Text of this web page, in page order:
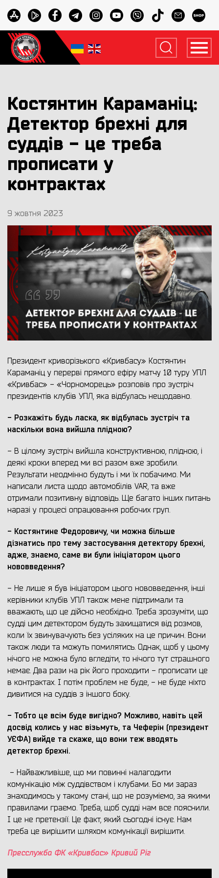
Костянтин Караманіц:
Детектор брехні для
суддів - це треба
прописати у
контрактах
9 жовтня 2023
Президент криворізького «Кривбасу» Костянтин
Караманіц у перерві прямого ефіру матчу 10 туру УПЛ
«Кривбас» - «Чорноморець» розповів про зустріч
президентів клубів УПЛ, яка відбулась нещодавно.
- Розкажіть будь ласка, як відбулась зустріч та
наскільки вона вийшла плідною?
- В цілому зустріч вийшла конструктивною, плідною, і
деякі кроки вперед ми всі разом вже зробили.
Результати неодмінно будуть і ми їх побачимо. Ми
написали листа щодо автомобілів VAR, та вже
отримали позитивну відповідь. Ще багато інших питань
наразі у процесі опрацювання робочих груп.
- Костянтине Федоровичу, чи можна більше
дізнатись про тему застосування детектору брехні,
адже, знаємо, саме ви були ініціатором цього
нововведення?
- Не лише я був ініціатором цього нововведення, інші
керівники клубів УПЛ також мене підтримали та
вважають, що це дійсно необхідно. Треба зрозуміти, що
судді цим детектором будуть захищатися від розмов,
коли їх звинувачують без усіляких на це причин. Вони
також люди та можуть помилятись. Однак, щоб у цьому
нічого не можна було вгледіти, то нічого тут страшного
немає. Два рази на рік його проходити - прописати це
в контрактах. І потім проблем не буде, - не буде ніхто
дивитися на суддів з іншого боку.
- Тобто це всім буде вигідно? Можливо, навіть цей
досвід колись у нас візьмуть, та Чеферін (президент
УЄФА) вийде та скаже, що вони теж вводять
детектор брехні.
- Найважливіше, що ми повинні налагодити
комунікацію між суддівством і клубами. Бо ми зараз
знаходимось у такому стані, що не розуміємо, за якими
правилами граємо. Треба, щоб судді нам все пояснили.
І це не претензії. Це факт, який сьогодні існує. Нам
треба це вирішити шляхом комунікації вирішити.
Пресслужба ФК «Кривбас» Кривий Ріг